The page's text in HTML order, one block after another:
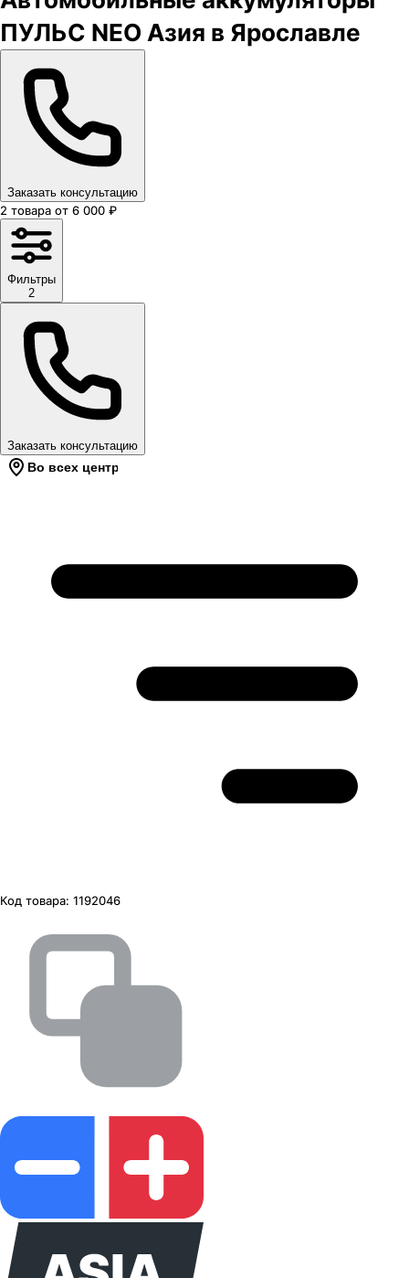
ПУЛЬС NEO Азия в Ярославле
Заказать консультацию
2 товара от 6 000 ₽
Фильтры
2
Заказать консультацию
Во всех центрах
Код товара: 1192046